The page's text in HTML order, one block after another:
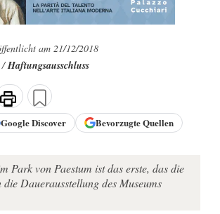
am 21/12/2018
/Haftungsausschluss
GoogleDiscover Bevorzugte Quellen
Park von Paestum ist das erste, das die
die Dauerausstellung des Museums